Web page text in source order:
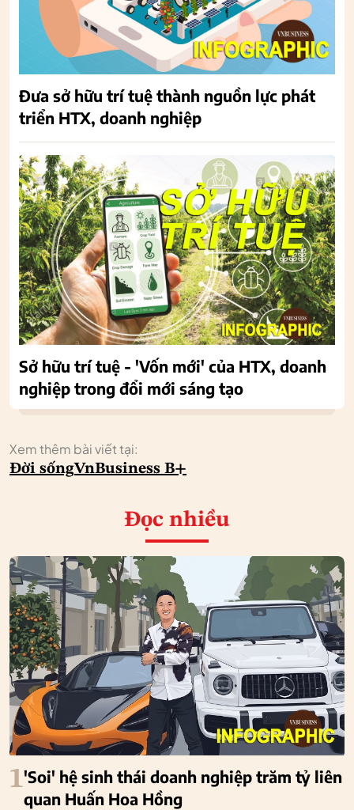
Đưa sở hữu trí tuệ thành nguồn lực phát
triển HTX, doanh nghiệp
Sở hữu trí tuệ - 'Vốn mới' của HTX, doanh
nghiệp trong đổi mới sáng tạo
Xem thêm bài viết tại:
Đời sốngVnBusiness B+
Đọc nhiều
1'Soi' hệ sinh thái doanh nghiệp trăm tỷ liên
quan Huấn Hoa Hồng